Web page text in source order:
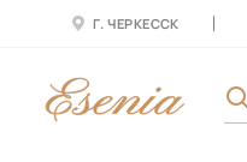
Г. ЧЕРКЕССК